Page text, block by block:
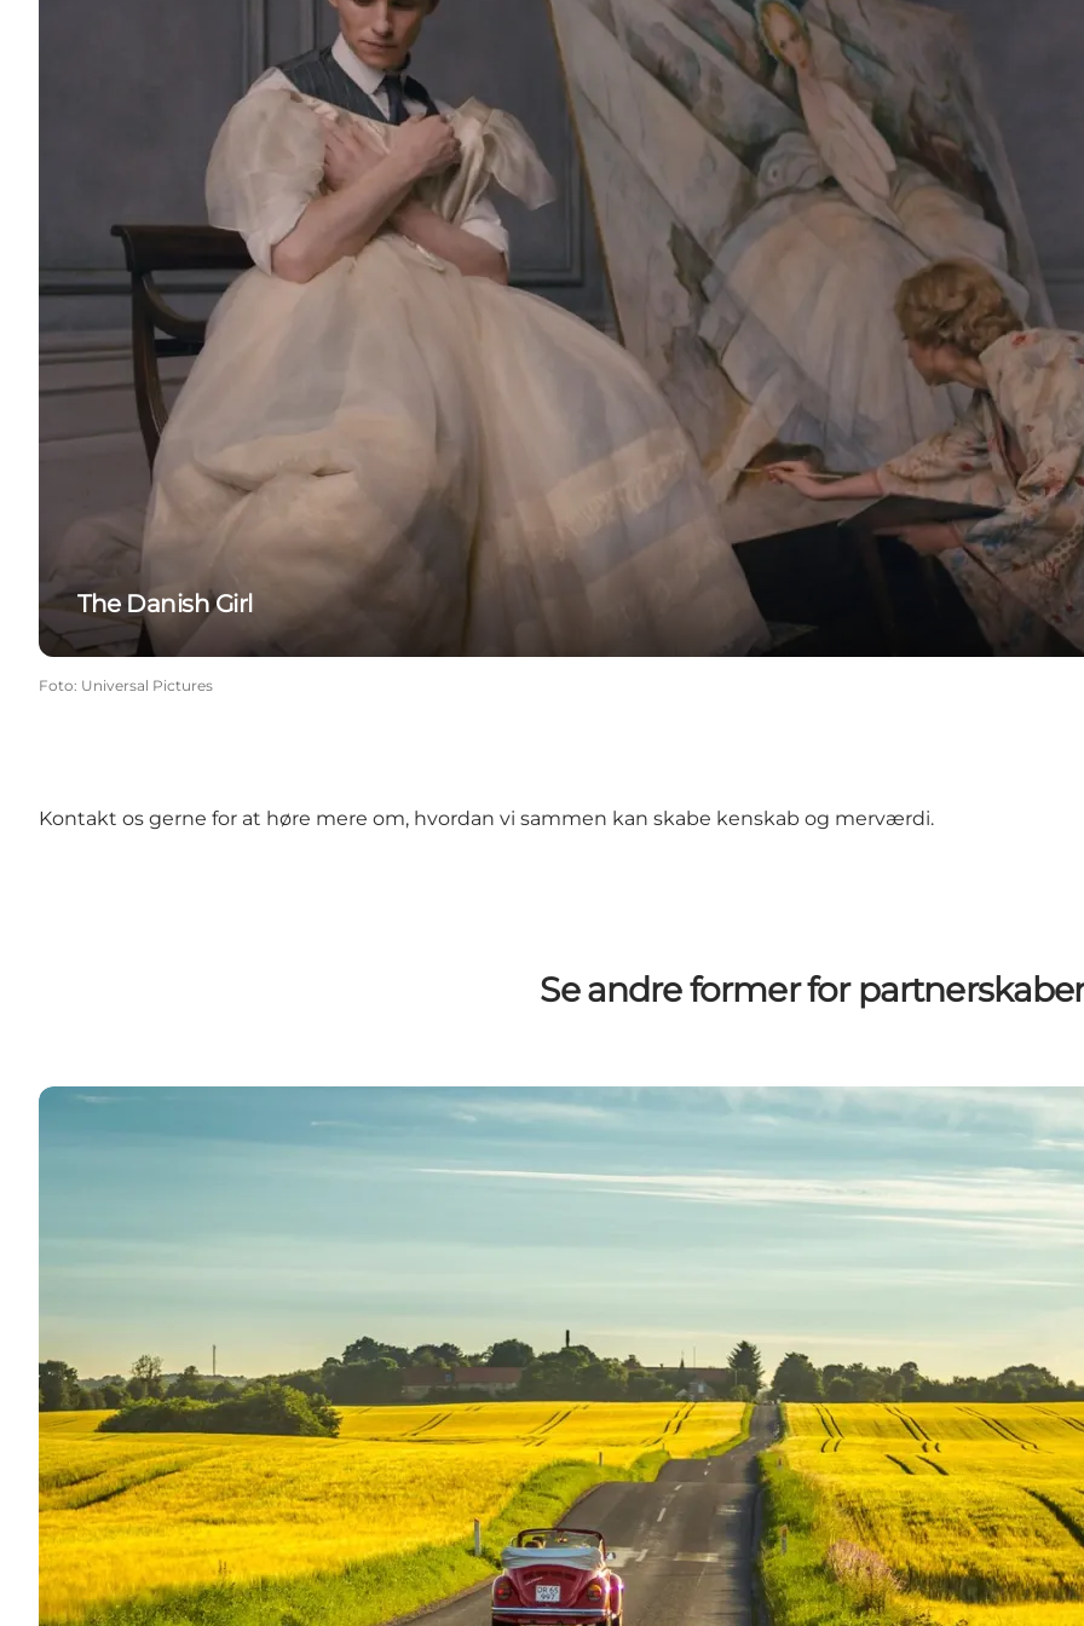
The Danish Girl
Foto: Universal Pictures
Kontakt os gerne for at høre mere om, hvordan vi sammen kan skabe kenskab og merværdi.
Se andre former for
Partnerskaber med turismebranchen